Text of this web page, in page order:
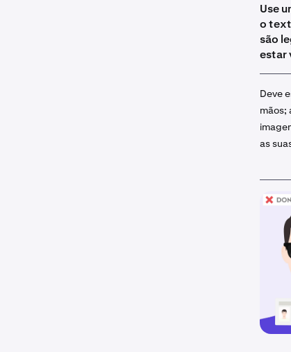
Use
o
são
estar
Deve
mãos;
as